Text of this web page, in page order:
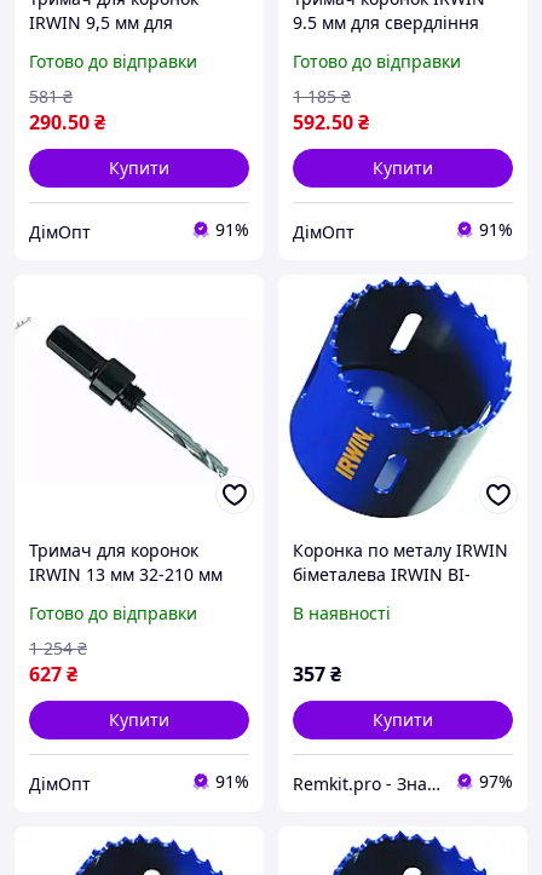
IRWIN 9,5 мм для
надійного кріплення
свердел
Готово до відправки
290.50₴
581 ₴
Купити
ДімОпт 91%
9.5 мм для свердління
надійної роботи та
довговічності
Готово до відправки
592.50₴
1 185 ₴
Купити
ДімОпт 91%
Тримач для коронок
IRWIN 13 мм 32-210 мм
та кріплення
Готово до відправки
627₴
1 254 ₴
Купити
ДімОпт 91%
Коронка по металу IRWIN
біметалева IRWIN BI-
10504178
В наявності
357₴
Купити
Remkit.pro - Знайдемо все, що вам потрібне! 97%